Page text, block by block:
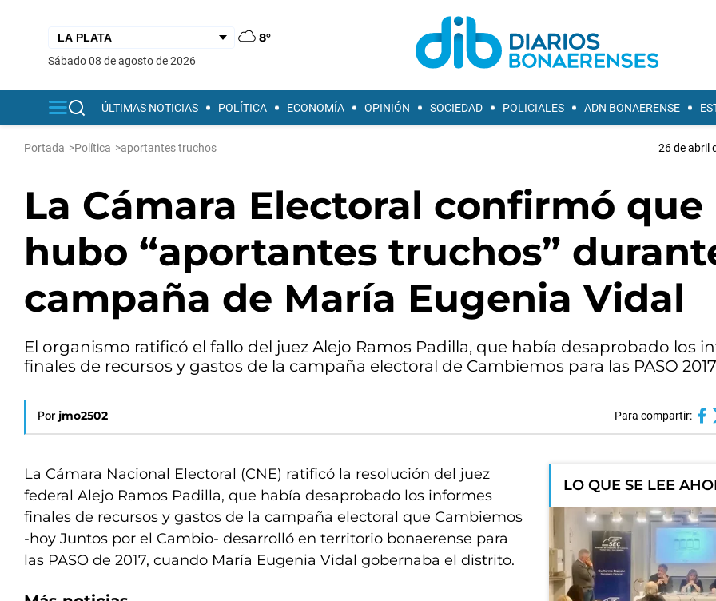
8°
sábado 08 de agosto de 2026
ÚLTIMAS NOTICIAS POLÍTICA ECONOMÍA OPINIÓN SOCIEDAD POLICIALES ADN BONAERENSE
Portada >Política >aportantes truchos 26 de abril
La Cámara Electoral confirmó que
hubo “aportantes truchos”
campaña de María Eugenia Vidal
El organismo ratificó el fallo del juez Alejo Ramos Padilla, que había desaprobado los
finales de recursos y gastos de la campaña electoral de Cambiemos para las PASO
Por jmo2502 Para compartir:
La Cámara Nacional Electoral (CNE) ratificó la resolución del juez
federal Alejo Ramos Padilla, que había desaprobado los informes
finales de recursos y gastos de la campaña electoral que Cambiemos
-hoy Juntos por el Cambio- desarrolló en territorio bonaerense para
las PASO de 2017, cuando María Eugenia Vidal gobernaba el distrito.
LO QUE SE LEE